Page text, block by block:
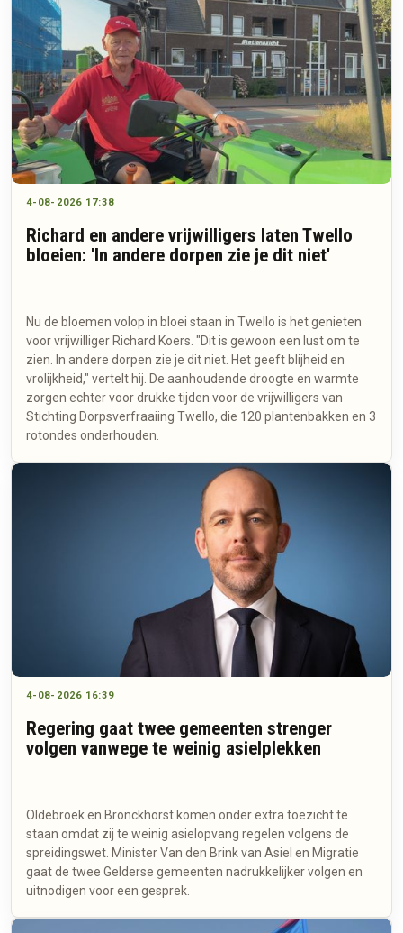
4-08-2026 17:38
Richard en andere vrijwilligers laten Twello
bloeien: 'In andere dorpen zie je dit niet'
Nu de bloemen volop in bloei staan in Twello is het genieten
voor vrijwilliger Richard Koers. "Dit is gewoon een lust om te
zien. In andere dorpen zie je dit niet. Het geeft blijheid en
vrolijkheid," vertelt hij. De aanhoudende droogte en warmte
zorgen echter voor drukke tijden voor de vrijwilligers van
Stichting Dorpsverfraaiing Twello, die 120 plantenbakken en 3
rotondes onderhouden.
4-08-2026 16:39
Regering gaat twee gemeenten strenger
volgen vanwege te weinig asielplekken
Oldebroek en Bronckhorst komen onder extra toezicht te
staan omdat zij te weinig asielopvang regelen volgens de
spreidingswet. Minister Van den Brink van Asiel en Migratie
gaat de twee Gelderse gemeenten nadrukkelijker volgen en
uitnodigen voor een gesprek.